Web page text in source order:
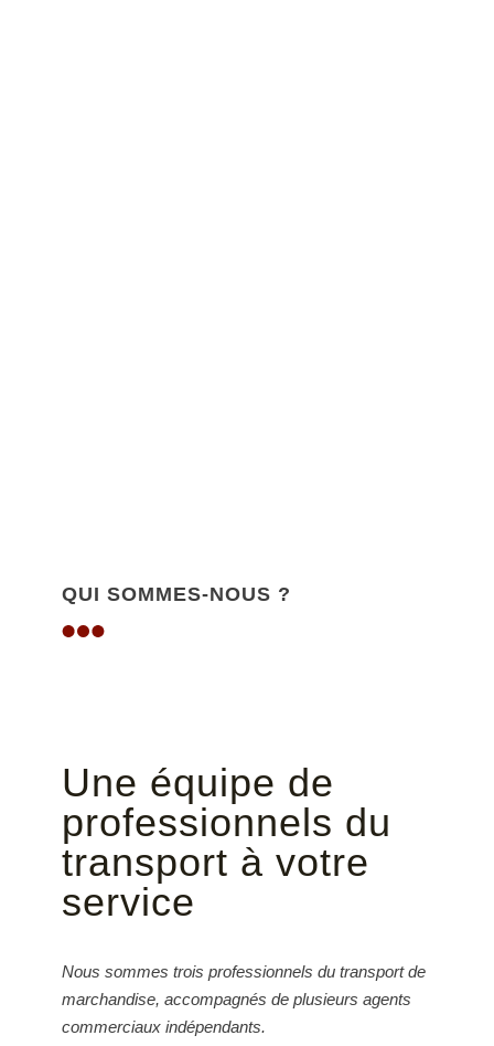
QUI SOMMES-NOUS ?
Une équipe de
professionnels du
transport à votre
service
Nous sommes trois professionnels du transport de
marchandise, accompagnés de plusieurs agents
commerciaux indépendants.